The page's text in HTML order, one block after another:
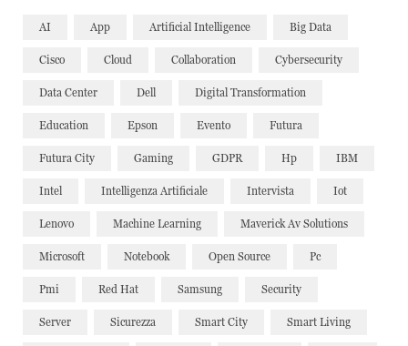
AI App Artificial Intelligence Big Data
Cisco Cloud Collaboration Cybersecurity
Data Center Dell Digital Transformation
Education Epson Evento Futura
Futura City Gaming GDPR Hp IBM
Intel Intelligenza Artificiale Intervista Iot
Lenovo Machine Learning Maverick Av Solutions
Microsoft Notebook Open Source Pc
Pmi Red Hat Samsung Security
Server Sicurezza Smart City Smart Living